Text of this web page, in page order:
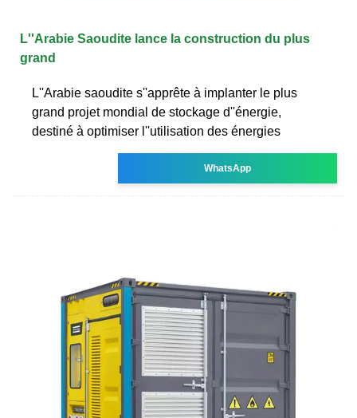
L''Arabie Saoudite lance la construction du plus
grand
L''Arabie saoudite s''apprête à implanter le plus
grand projet mondial de stockage d''énergie,
destiné à optimiser l''utilisation des énergies
WhatsApp